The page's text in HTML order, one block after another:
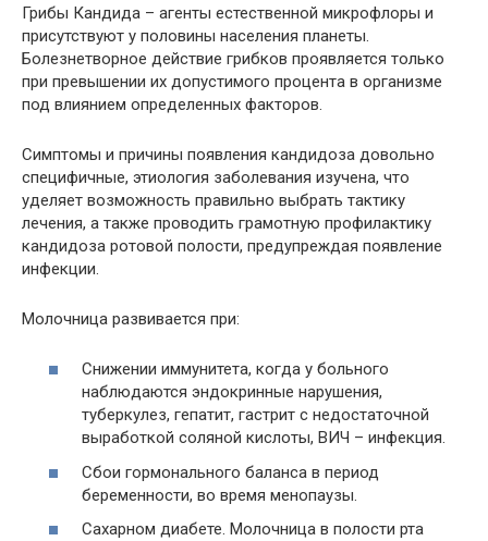
Грибы Кандида – агенты естественной микрофлоры и
присутствуют у половины населения планеты.
Болезнетворное действие грибков проявляется только
при превышении их допустимого процента в организме
под влиянием определенных факторов.
Симптомы и причины появления кандидоза довольно
специфичные, этиология заболевания изучена, что
уделяет возможность правильно выбрать тактику
лечения, а также проводить грамотную профилактику
кандидоза ротовой полости, предупреждая появление
инфекции.
Молочница развивается при:
Снижении иммунитета, когда у больного
наблюдаются эндокринные нарушения,
туберкулез, гепатит, гастрит с недостаточной
выработкой соляной кислоты, ВИЧ – инфекция.
Сбои гормонального баланса в период
беременности, во время менопаузы.
Сахарном диабете. Молочница в полости рта